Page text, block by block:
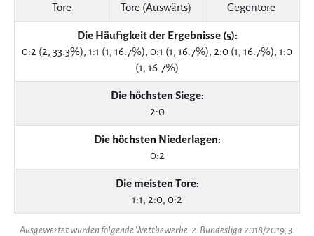
Tore Tore (Auswärts) Gegentore
Die Häufigkeit der Ergebnisse (5):
0:2 (2, 33.3%), 1:1 (1, 16.7%), 0:1 (1, 16.7%), 2:0 (1, 16.7%), 1:0
(1, 16.7%)
Die höchsten Siege:
2:0
Die höchsten Niederlagen:
0:2
Die meisten Tore:
1:1, 2:0, 0:2
Ausgewertet wurden folgende Wettbewerbe: 2. Bundesliga 2018/2019, 3.